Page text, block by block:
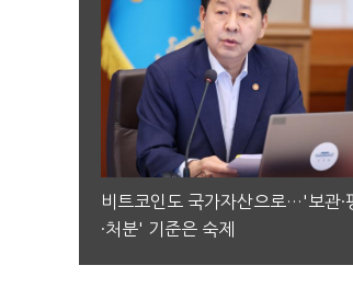
비트코인도 국가자산으로…'보관·
·처분' 기준은 숙제